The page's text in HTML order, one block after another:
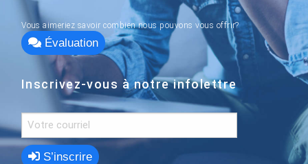
Vous aimeriez savoir combien nous pouvons vous offrir?
Évaluation
Inscrivez-vous à notre infolettre
S’inscrire